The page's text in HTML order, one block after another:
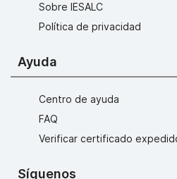
Sobre IESALC
Política de privacidad
Ayuda
Centro de ayuda
FAQ
Verificar certificado
Síguenos